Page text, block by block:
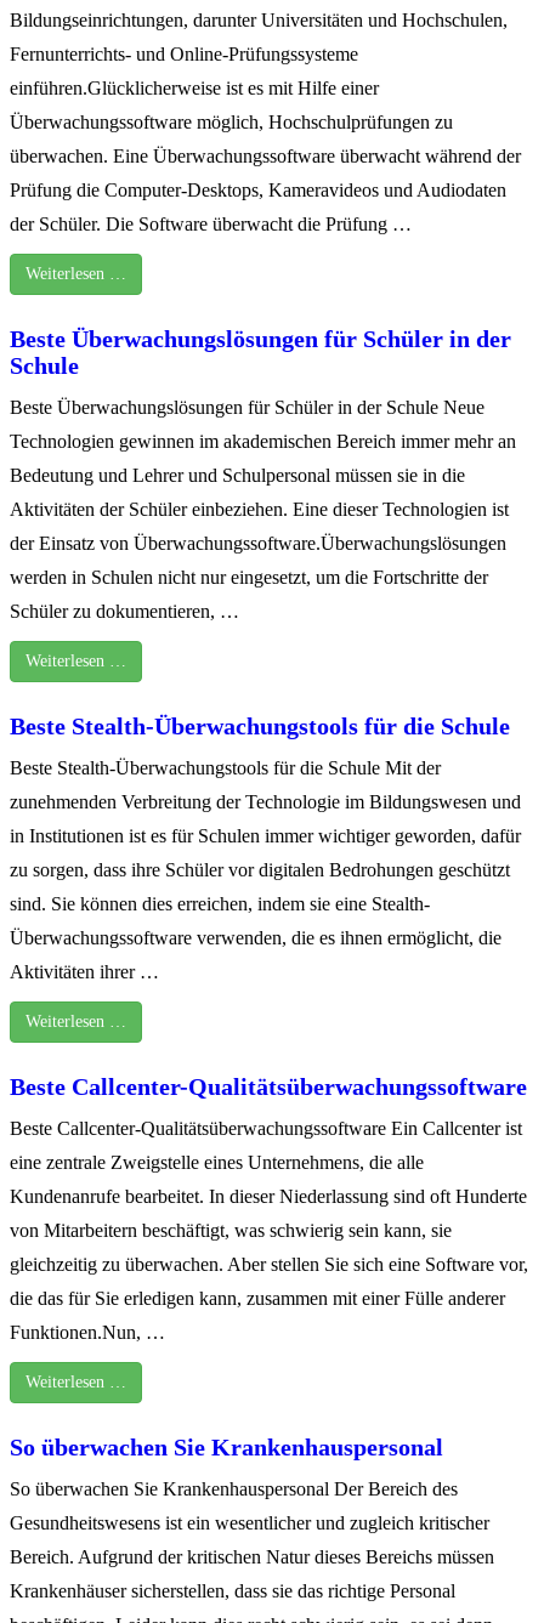
Bildungseinrichtungen, darunter Universitäten und Hochschulen,
Fernunterrichts- und Online-Prüfungssysteme
einführen.Glücklicherweise ist es mit Hilfe einer
Überwachungssoftware möglich, Hochschulprüfungen zu
überwachen. Eine Überwachungssoftware überwacht während der
Prüfung die Computer-Desktops, Kameravideos und Audiodaten
der Schüler. Die Software überwacht die Prüfung …
Weiterlesen …
Beste Überwachungslösungen für Schüler in der
Schule
Beste Überwachungslösungen für Schüler in der Schule Neue
Technologien gewinnen im akademischen Bereich immer mehr an
Bedeutung und Lehrer und Schulpersonal müssen sie in die
Aktivitäten der Schüler einbeziehen. Eine dieser Technologien ist
der Einsatz von Überwachungssoftware.Überwachungslösungen
werden in Schulen nicht nur eingesetzt, um die Fortschritte der
Schüler zu dokumentieren, …
Weiterlesen …
Beste Stealth-Überwachungstools für die Schule
Beste Stealth-Überwachungstools für die Schule Mit der
zunehmenden Verbreitung der Technologie im Bildungswesen und
in Institutionen ist es für Schulen immer wichtiger geworden, dafür
zu sorgen, dass ihre Schüler vor digitalen Bedrohungen geschützt
sind. Sie können dies erreichen, indem sie eine Stealth-
Überwachungssoftware verwenden, die es ihnen ermöglicht, die
Aktivitäten ihrer …
Weiterlesen …
Beste Callcenter-Qualitätsüberwachungssoftware
Beste Callcenter-Qualitätsüberwachungssoftware Ein Callcenter ist
eine zentrale Zweigstelle eines Unternehmens, die alle
Kundenanrufe bearbeitet. In dieser Niederlassung sind oft Hunderte
von Mitarbeitern beschäftigt, was schwierig sein kann, sie
gleichzeitig zu überwachen. Aber stellen Sie sich eine Software vor,
die das für Sie erledigen kann, zusammen mit einer Fülle anderer
Funktionen.Nun, …
Weiterlesen …
So überwachen Sie Krankenhauspersonal
So überwachen Sie Krankenhauspersonal Der Bereich des
Gesundheitswesens ist ein wesentlicher und zugleich kritischer
Bereich. Aufgrund der kritischen Natur dieses Bereichs müssen
Krankenhäuser sicherstellen, dass sie das richtige Personal